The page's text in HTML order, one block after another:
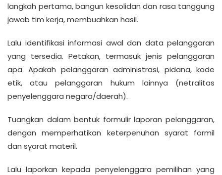
langkah pertama, bangun kesolidan dan rasa tanggung
jawab tim kerja, membuahkan hasil.
Lalu identifikasi informasi awal dan data pelanggaran
yang tersedia. Petakan, termasuk jenis pelanggaran
apa. Apakah pelanggaran administrasi, pidana, kode
etik, atau pelanggaran hukum lainnya (netralitas
penyelenggara negara/daerah).
Tuangkan dalam bentuk formulir laporan pelanggaran,
dengan memperhatikan keterpenuhan syarat formil
dan syarat materil.
Lalu laporkan kepada penyelenggara pemilihan yang